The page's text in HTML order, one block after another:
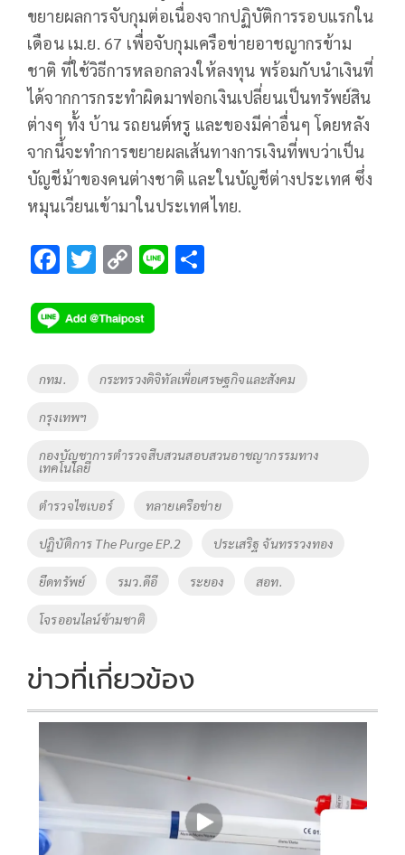
ขยายผลการจับกุมต่อเนื่องจากปฏิบัติการรอบแรกใน
เดือน เม.ย. 67 เพื่อจับกุมเครือข่ายอาชญากรข้าม
ชาติ ที่ใช้วิธีการหลอกลวงให้ลงทุน พร้อมกับนำเงินที่
ได้จากการกระทำผิดมาฟอกเงินเปลี่ยนเป็นทรัพย์สิน
ต่างๆ ทั้ง บ้าน รถยนต์หรู และของมีค่าอื่นๆ โดยหลัง
จากนี้จะทำการขยายผลเส้นทางการเงินที่พบว่าเป็น
บัญชีม้าของคนต่างชาติ และในบัญชีต่างประเทศ ซึ่ง
หมุนเวียนเข้ามาในประเทศไทย.
F
e
b
o
k
T
tt
er
C
p
y
Li
Li
Tags
กทม. กระทรวงดิจิทัลเพื่อเศรษฐกิจและสังคม
กรุงเทพฯ
กองบัญชาการตำรวจสืบสวนสอบสวนอาชญากรรมทาง
เทคโนโลยี
ตำรวจไซเบอร์ ทลายเครือข่าย
ปฏิบัติการ The Purge EP.2 ประเสริฐ จันทรรวงทอง
ยึดทรัพย์ รมว.ดีอี ระยอง สอท.
โจรออนไลน์ข้ามชาติ
ข่าวที่เกี่ยวข้อง